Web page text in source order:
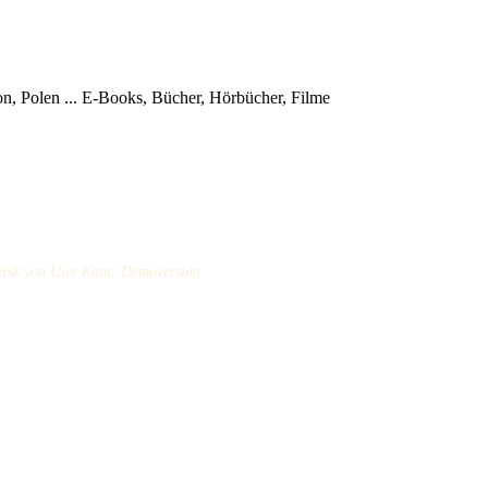
Polen ... E-Books, Bücher, Hörbücher, Filme
von Uwe Kant: Demoversion